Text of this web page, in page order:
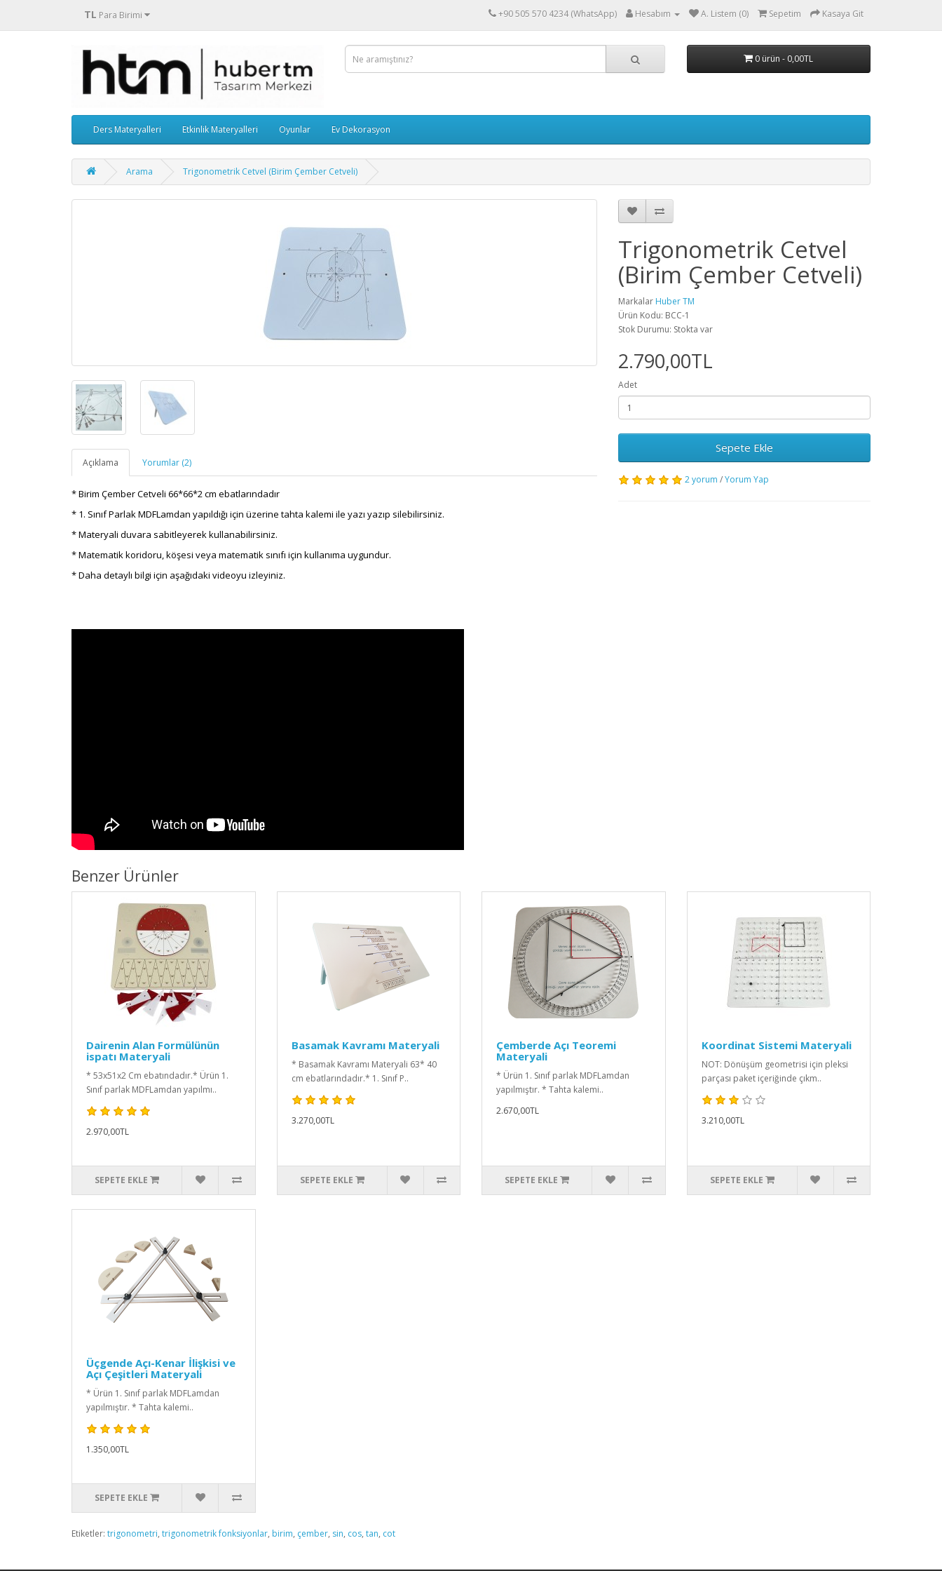
TL Para Birimi +90 505 570 4234 (WhatsApp) Hesabım A. Listem (0) Sepetim Kasaya Git
0 ürün - 0,00TL
Ders Materyalleri Etkinlik Materyalleri Oyunlar Ev Dekorasyon
Arama Trigonometrik Cetvel (Birim Çember Cetveli)
Açıklama Yorumlar (2)
* Birim Çember Cetveli 66*66*2 cm ebatlarındadır
* 1. Sınıf Parlak MDFLamdan yapıldığı için üzerine tahta kalemi ile yazı yazıp silebilirsiniz.
* Materyali duvara sabitleyerek kullanabilirsiniz.
* Matematik koridoru, köşesi veya matematik sınıfı için kullanıma uygundur.
* Daha detaylı bilgi için aşağıdaki videoyu izleyiniz.
Trigonometrik Cetvel
(Birim Çember Cetveli)
Markalar Huber TM
Ürün Kodu: BCC-1
Stok Durumu: Stokta var
2.790,00TL
Adet
Sepete Ekle
2 yorum /Yorum Yap
Benzer Ürünler
Dairenin Alan Formülünün
ispatı Materyali
* 53x51x2 Cm ebatındadır.* Ürün 1.
Sınıf parlak MDFLamdan yapılmı..
2.970,00TL
SEPETE EKLE
Basamak Kavramı Materyali
* Basamak Kavramı Materyali 63* 40
cm ebatlarındadır.* 1. Sınıf P..
3.270,00TL
SEPETE EKLE
Çemberde Açı Teoremi
Materyali
* Ürün 1. Sınıf parlak MDFLamdan
yapılmıştır. * Tahta kalemi..
2.670,00TL
SEPETE EKLE
Koordinat Sistemi Materyali
NOT: Dönüşüm geometrisi için pleksi
parçası paket içeriğinde çıkm..
3.210,00TL
SEPETE EKLE
Üçgende Açı-Kenar İlişkisi ve
Açı Çeşitleri Materyali
* Ürün 1. Sınıf parlak MDFLamdan
yapılmıştır. * Tahta kalemi..
1.350,00TL
SEPETE EKLE
Etiketler: trigonometri, trigonometrik fonksiyonlar, birim, çember, sin, cos, tan, cot